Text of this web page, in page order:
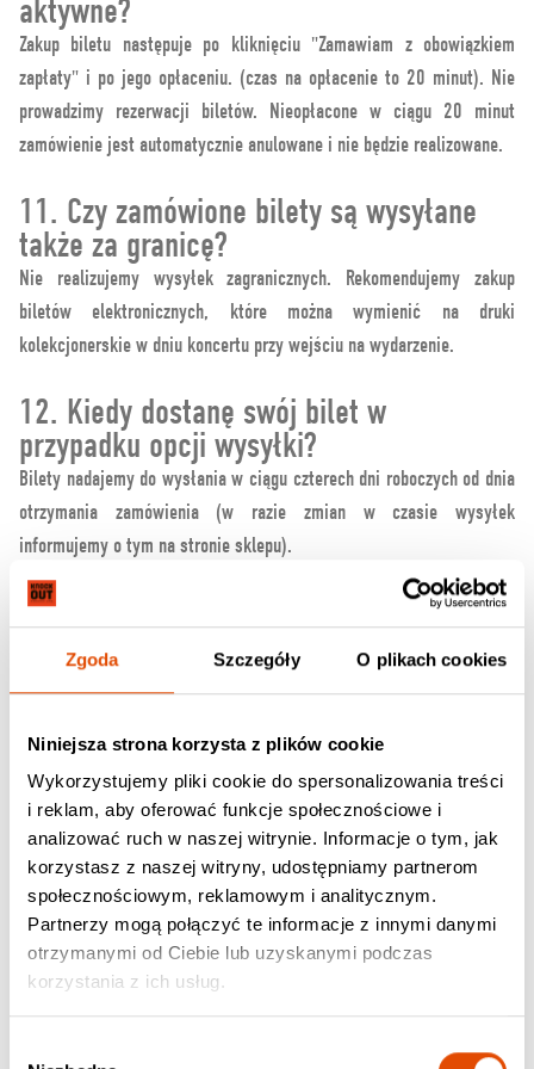
Zgoda Szczegóły O plikach cookies
Niniejsza strona korzysta z plików cookie
Wykorzystujemy pliki cookie do spersonalizowania treści
i reklam, aby oferować funkcje społecznościowe i
analizować ruch w naszej witrynie. Informacje o tym, jak
korzystasz z naszej witryny, udostępniamy partnerom
społecznościowym, reklamowym i analitycznym.
Partnerzy mogą połączyć te informacje z innymi danymi
otrzymanymi od Ciebie lub uzyskanymi podczas
korzystania z ich usług.
aktywne?
Zakup biletu następuje po kliknięciu "Zamawiam z obowiązkiem
zapłaty" i po jego opłaceniu. (czas na opłacenie to 20 minut). Nie
prowadzimy rezerwacji biletów. Nieopłacone w ciągu 20 minut
zamówienie jest automatycznie anulowane i nie będzie realizowane.
11. Czy zamówione bilety są wysyłane
także za granicę?
Nie realizujemy wysyłek zagranicznych. Rekomendujemy zakup
biletów elektronicznych, które można wymienić na druki
kolekcjonerskie w dniu koncertu przy wejściu na wydarzenie.
12. Kiedy dostanę swój bilet w
przypadku opcji wysyłki?
Bilety nadajemy do wysłania w ciągu czterech dni roboczych od dnia
otrzymania zamówienia (w razie zmian w czasie wysyłek
informujemy o tym na stronie sklepu).
13. Dzieci do jakiego wieku mogą wejść
na koncert za darmo?
oraz ważnym Biletem Rodzinnym i dokumentem potwierdzającym ich
wiek.
Wstęp do klubu jest możliwy tylko ze słuchawkami wytłumiającymi
dźwięki i pod ścisłym nadzorem dorosłego opiekuna.
Wyjątek od powyższego stanowią koncerty ogłoszone przed dniem 15
kwietnia 2025 roku, na których obowiązują reguły archiwalnego
regulaminu, dostępnegoTUTAJ.
14. Czy osoba niepełnosprawna może
wejść na koncert wraz z opiekunem